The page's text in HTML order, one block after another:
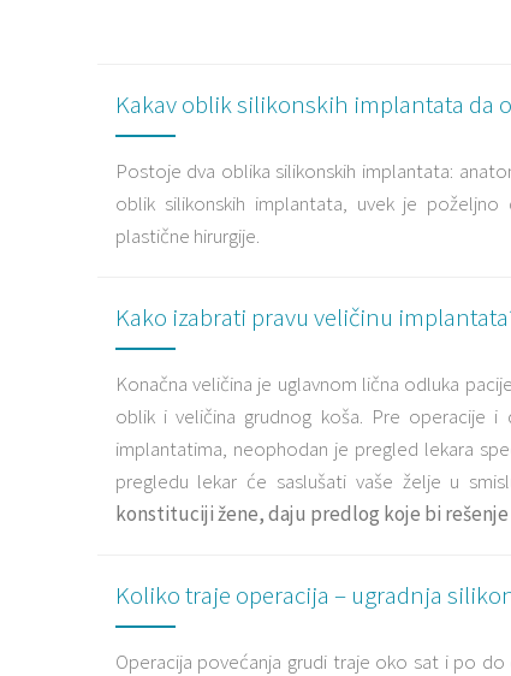
Kakav oblik silikonskih implantata da
Postoje dva oblika silikonskih implantata:
oblik silikonskih implantata, uvek je
plastične hirurgije.
Kako izabrati pravu veličinu
Konačna veličina je uglavnom lična odluka
oblik i veličina grudnog koša. Pre operacije
implantatima, neophodan je pregled lekara
pregledu lekar će saslušati vaše želje u
konstituciji žene, daju predlog koje bi
Koliko traje operacija – ugradnja
Operacija povećanja grudi traje oko sat i po